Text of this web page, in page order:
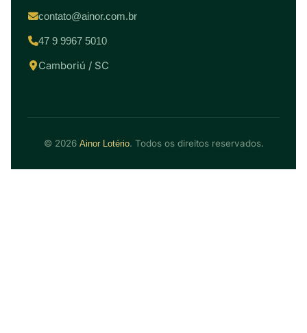
contato@ainor.com.br
47 9 9967 5010
Camboriú / SC
© 2026 Ainor Lotério. Todos os direitos reservados.